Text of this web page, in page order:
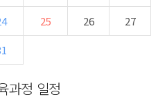
25 26
27
과정 일정